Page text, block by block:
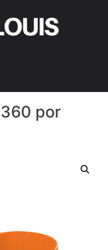
por